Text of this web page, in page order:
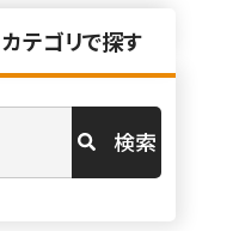
カテゴリで探す
検索